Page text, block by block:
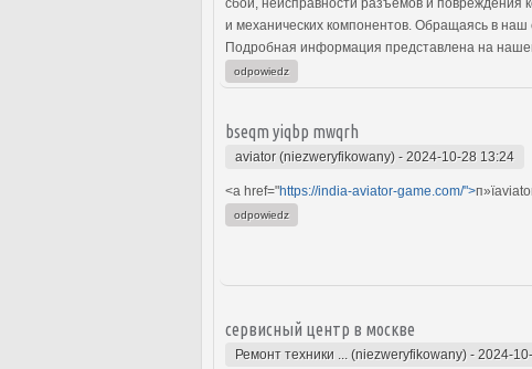
и механических компонентов. Обращаясь в
Подробная информация представлена на
odpowiedz
bseqm yiqbp mwqrh
aviator (niezweryfikowany) - 2024-10-28 13:24
<a href="https://india-aviator-game.com/">
odpowiedz
сервисный центр в москве
Ремонт техники ... (niezweryfikowany) - 2024-